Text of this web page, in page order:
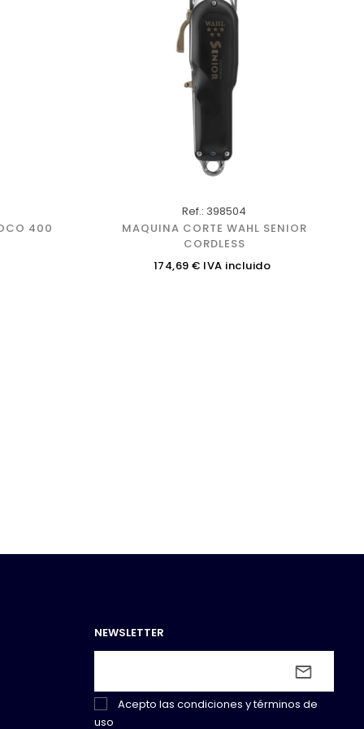
400
Ref.: 398504
MAQUINA CORTE WAHL SENIOR
CORDLESS
Precio
174,69 € IVA incluido
NEWSLETTER
Acepto las condiciones y términos de
uso